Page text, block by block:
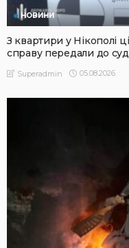
НОВИНИ
З квартири у Нікополі
справу передали до
Superadmin 05.08.2026